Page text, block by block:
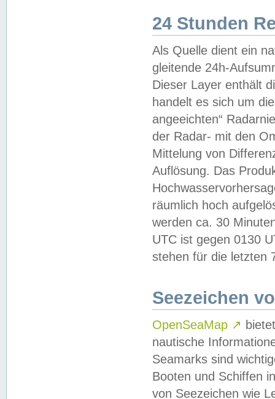
24 Stunden
Als Quelle dient ein
gleitende 24h-
Dieser Layer enthält
handelt es sich um
angeeichten“
der Radar- mit den
Mittelung von
Auflösung. Das
räumlich hoch
werden ca. 30
UTC ist gegen 0130
stehen für die letzten
Seezeichen
OpenSeaMap ↗
nautische
Seamarks sind
Booten und Schiffen
von Seezeichen wie